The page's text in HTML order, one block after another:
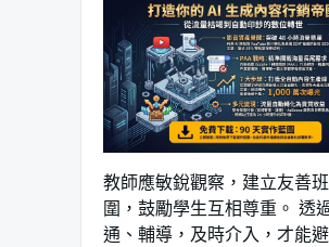
教師應敏銳觀察，建立友善
圍，鼓勵學生互相尊重。 透
通、輔導，及時介入，才能